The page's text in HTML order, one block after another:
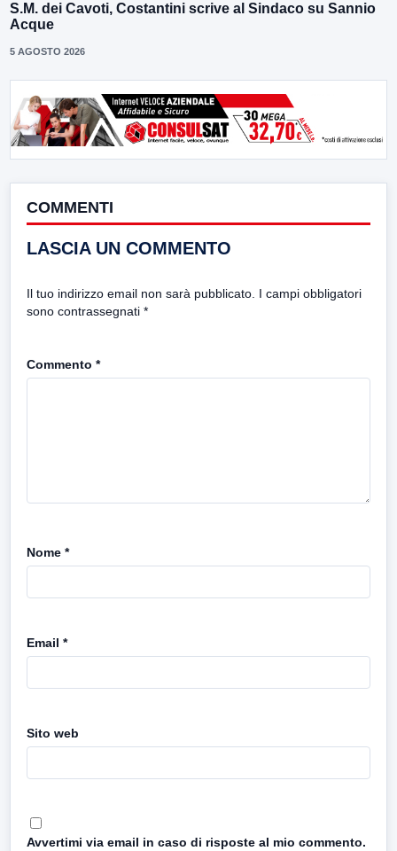
S.M. dei Cavoti, Costantini scrive al Sindaco su Sannio
Acque
5 AGOSTO 2026
COMMENTI
LASCIA UN COMMENTO
Il tuo indirizzo email non sarà pubblicato. I campi obbligatori
sono contrassegnati *
Commento *
Nome *
Email *
Sito web
Avvertimi via email in caso di risposte al mio commento.